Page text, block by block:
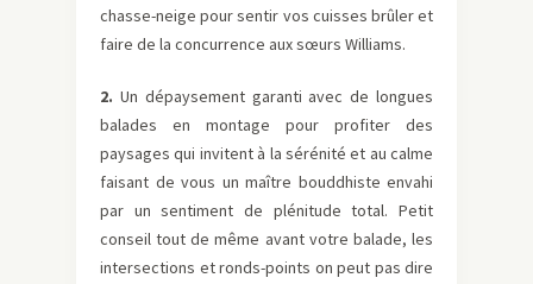
chasse-neige pour sentir vos cuisses brûler et
faire de la concurrence aux sœurs Williams.
2. Un dépaysement garanti avec de longues
balades en montage pour profiter des
paysages qui invitent à la sérénité et au calme
faisant de vous un maître bouddhiste envahi
par un sentiment de plénitude total. Petit
conseil tout de même avant votre balade, les
intersections et ronds-points on peut pas dire